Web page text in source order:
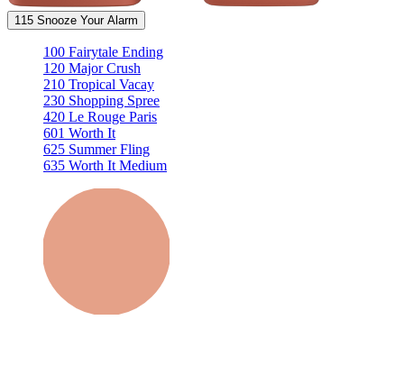
Color
115 Snooze Your Alarm
100 Fairytale Ending
120 Major Crush
210 Tropical Vacay
230 Shopping Spree
420 Le Rouge Paris
601 Worth It
625 Summer Fling
635 Worth It Medium